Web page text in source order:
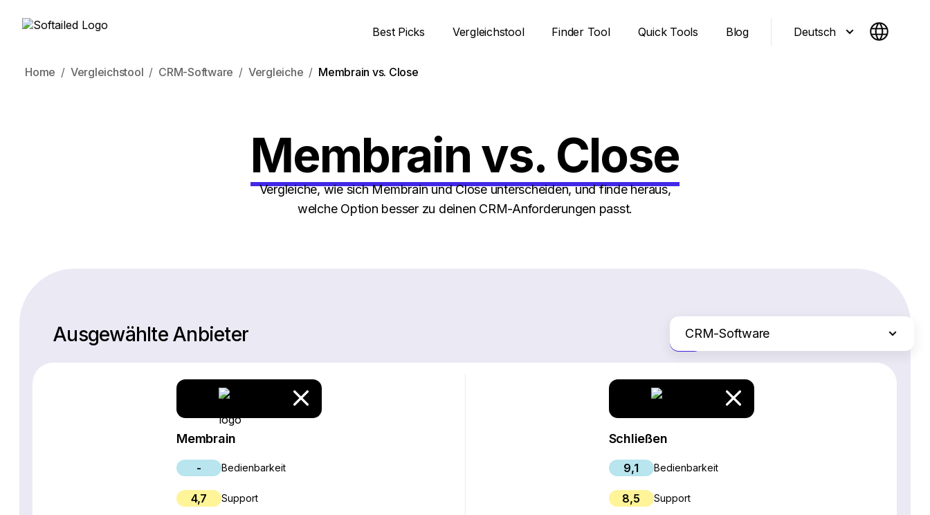
Best Picks Vergleichstool Finder Tool Quick Tools Blog Deutsch
Home Vergleichstool CRM-Software Vergleiche Membrain vs. Close
Membrain vs. Close
Vergleiche, wie sich Membrain und Close unterscheiden, und finde heraus,
welche Option besser zu deinen CRM-Anforderungen passt.
Ausgewählte Anbieter CRM-Software
Webinar-Software
Social Media Management Tools
E-Commerce-Plattformen
Nur die Unterschiede
Membrain
- Bedienbarkeit
4,7 Support
Schließen
9,1 Bedienbarkeit
8,5 Support